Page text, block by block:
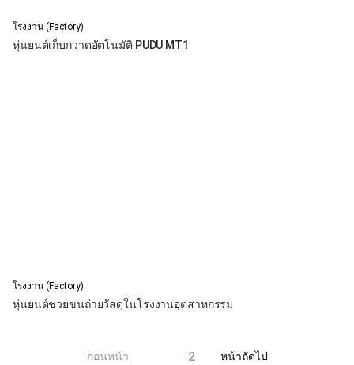
โรงงาน (Factory)
หุ่นยนต์เก็บกวาดอัตโนมัติ PUDU MT1
โรงงาน (Factory)
หุ่นยนต์ช่วยขนถ่ายวัสดุในโรงงานอุตสาหกรรม
ก่อนหน้า 2 หน้าถัดไป